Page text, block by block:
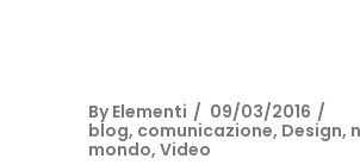
By Elementi
09/03/2016
blog, comunicazione, Design,
mondo, Video